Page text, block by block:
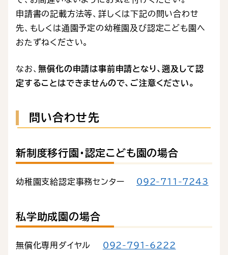
申請書の記載方法等、詳しくは下記の問い合わせ
先、もしくは通園予定の幼稚園及び認定こども園へ
おたずねください。
なお、無償化の申請は事前申請となり、遡及して認
定することはできませんので、ご注意ください。
問い合わせ先
新制度移行園・認定こども園の場合
幼稚園支給認定事務センター 092-711-7243
私学助成園の場合
無償化専用ダイヤル 092-791-6222